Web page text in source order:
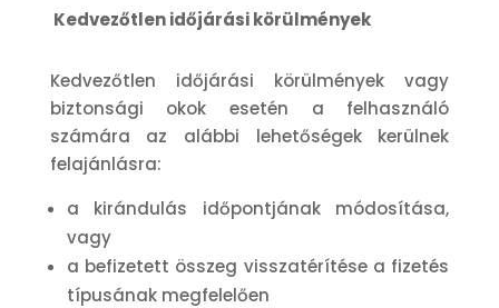
Kedvezőtlen időjárási körülmények
Kedvezőtlen időjárási körülmények vagy
biztonsági okok esetén a felhasználó
számára az alábbi lehetőségek kerülnek
felajánlásra:
a kirándulás időpontjának módosítása,
vagy
a befizetett összeg visszatérítése a fizetés
típusának megfelelően